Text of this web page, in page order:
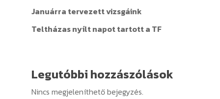
Januárra tervezett vizsgáink
Teltházas nyílt napot tartott a TF
Legutóbbi hozzászólások
Nincs megjeleníthető bejegyzés.